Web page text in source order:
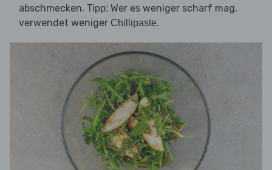
abschmecken. Tipp: Wer es weniger scharf mag,
verwendet weniger Chillipaste.